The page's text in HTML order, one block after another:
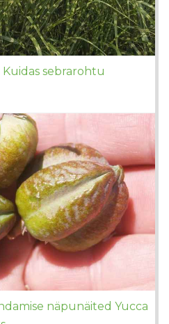
sebrarohtu
näpunäited Yucca